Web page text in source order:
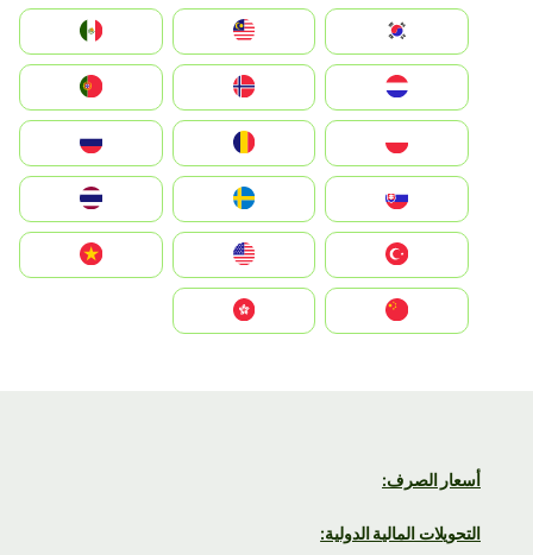
South Korea
Nederland
Portugal
România
Slovensko
United States
Vietnam
أسعار الصرف:
التحويلات المالية الدولية: